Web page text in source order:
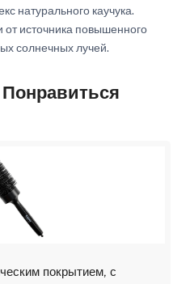
натурального каучука.
от источника повышенного
солнечных лучей.
покрытием, с